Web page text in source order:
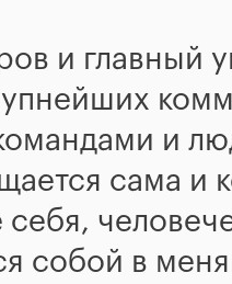
и главный
и
сама и
собой в